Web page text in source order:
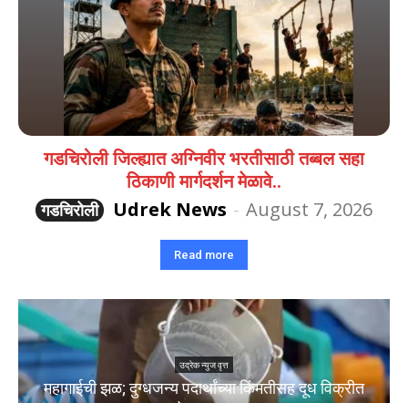
गडचिरोली जिल्ह्यात अग्निवीर भरतीसाठी तब्बल सहा
ठिकाणी मार्गदर्शन मेळावे..
गडचिरोली
Udrek News - August 7, 2026
Read more
उद्रेक न्युज वृत्त
महागाईची झळ; दुग्धजन्य पदार्थांच्या किंमतीसह दूध विक्रीत